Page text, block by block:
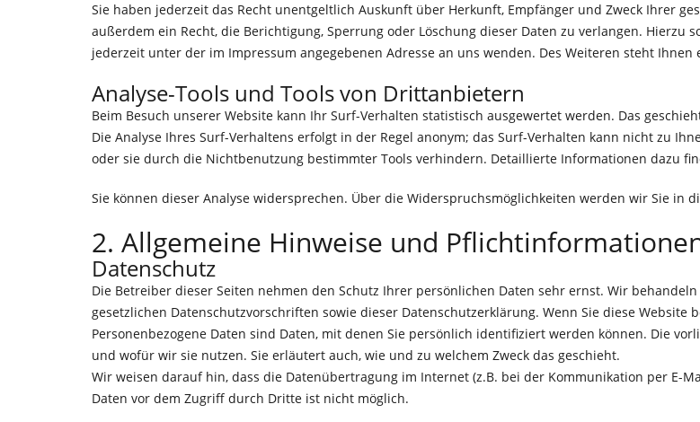
Sie haben jederzeit das Recht unentgeltlich Auskunft über Herkunft, Empfänger und Zweck Ihrer
außerdem ein Recht, die Berichtigung, Sperrung oder Löschung dieser Daten zu verlangen. Hierzu
jederzeit unter der im Impressum angegebenen Adresse an uns wenden. Des Weiteren steht
Analyse-Tools und Tools von Drittanbietern
Beim Besuch unserer Website kann Ihr Surf-Verhalten statistisch ausgewertet werden. Das
Die Analyse Ihres Surf-Verhaltens erfolgt in der Regel anonym; das Surf-Verhalten kann nicht zu
oder sie durch die Nichtbenutzung bestimmter Tools verhindern. Detaillierte Informationen dazu
Sie können dieser Analyse widersprechen. Über die Widerspruchsmöglichkeiten werden wir Sie in
2. Allgemeine Hinweise und
Datenschutz
Die Betreiber dieser Seiten nehmen den Schutz Ihrer persönlichen Daten sehr ernst. Wir
gesetzlichen Datenschutzvorschriften sowie dieser Datenschutzerklärung. Wenn Sie diese
Personenbezogene Daten sind Daten, mit denen Sie persönlich identifiziert werden können. Die
und wofür wir sie nutzen. Sie erläutert auch, wie und zu welchem Zweck das geschieht.
Wir weisen darauf hin, dass die Datenübertragung im Internet (z.B. bei der Kommunikation per E-
Daten vor dem Zugriff durch Dritte ist nicht möglich.